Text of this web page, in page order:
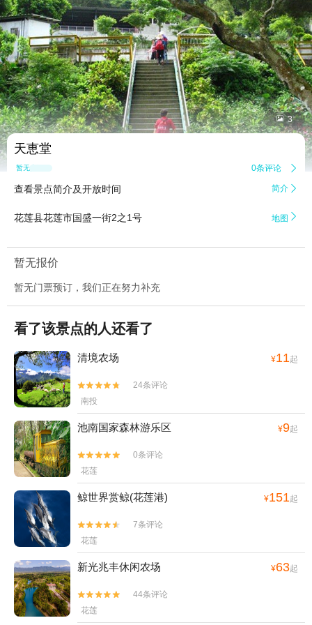
 3
天恵堂
暂无点评 0条评论 
查看景点简介及开放时间 简介 
花莲县花莲市国盛一街2之1号 地图 
暂无报价
暂无门票预订，我们正在努力补充
看了该景点的人还看了
清境农场 ¥11起


24条评论
南投
池南国家森林游乐区 ¥9起


0条评论
花莲
鲸世界赏鲸(花莲港) ¥151起


7条评论
花莲
新光兆丰休闲农场 ¥63起


44条评论
花莲
